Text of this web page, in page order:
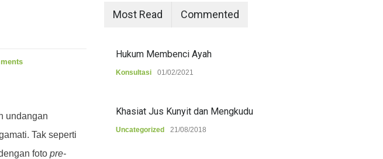
undangan
Tak seperti
foto pre-
Most Read Commented
Hukum Membenci Ayah
Konsultasi 01/02/2021
Khasiat Jus Kunyit dan Mengkudu
Uncategorized 21/08/2018